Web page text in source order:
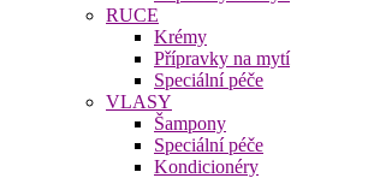
RUCE
Krémy
Přípravky na mytí
Speciální péče
VLASY
Šampony
Speciální péče
Kondicionéry